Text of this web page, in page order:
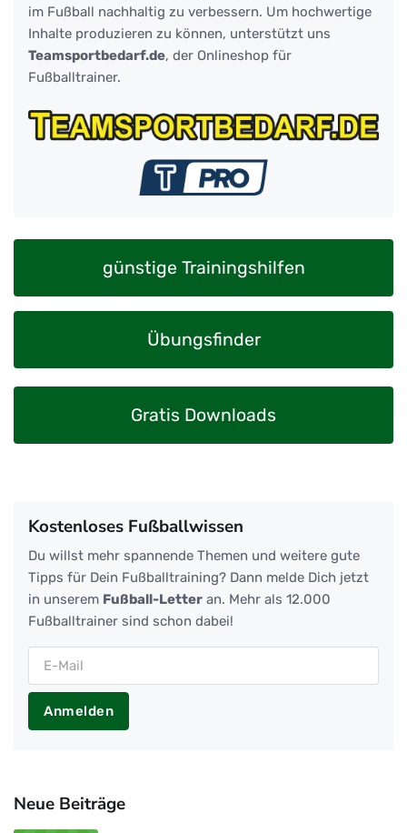
im Fußball nachhaltig zu verbessern. Um hochwertige
Inhalte produzieren zu können, unterstützt uns
Teamsportbedarf.de, der Onlineshop für
Fußballtrainer.
günstige Trainingshilfen
Übungsfinder
Gratis Downloads
Kostenloses Fußballwissen
Du willst mehr spannende Themen und weitere gute
Tipps für Dein Fußballtraining? Dann melde Dich jetzt
in unserem Fußball-Letter an. Mehr als 12.000
Fußballtrainer sind schon dabei!
Anmelden
Neue Beiträge